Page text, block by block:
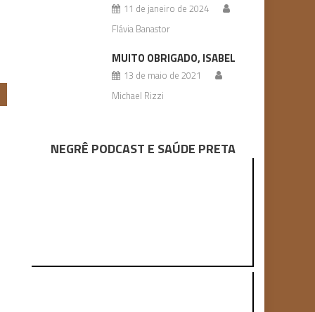
11 de janeiro de 2024
Flávia Banastor
MUITO OBRIGADO, ISABEL
13 de maio de 2021
Michael Rizzi
NEGRÊ PODCAST E SAÚDE PRETA